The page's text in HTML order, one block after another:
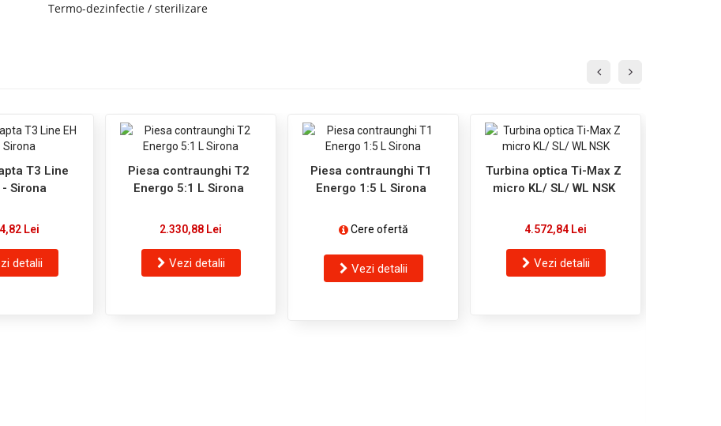
Termo-dezinfectie / sterilizare
T3 Line
- Sirona
Lei
detalii
Piesa contraunghi T2
Energo 5:1 L Sirona
2.330,88 Lei
Vezi detalii
Piesa contraunghi T1
Energo 1:5 L Sirona
Cere ofertă
Vezi detalii
Turbina optica Ti-Max Z
micro KL/ SL/ WL NSK
4.572,84 Lei
Vezi detalii